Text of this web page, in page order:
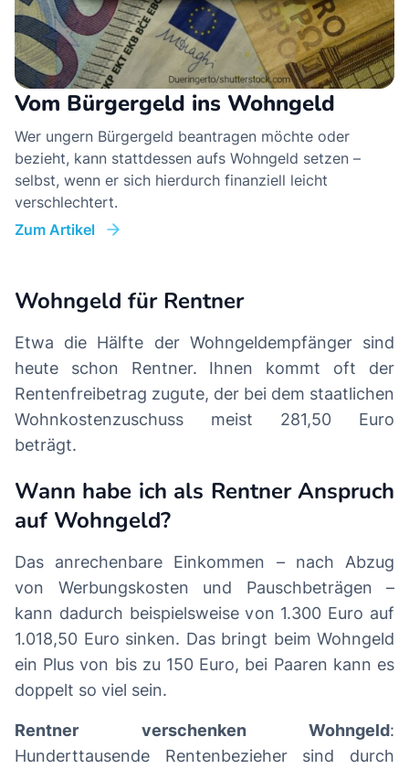
Vom Bürgergeld ins Wohngeld
Wer ungern Bürgergeld beantragen möchte oder
bezieht, kann stattdessen aufs Wohngeld setzen –
selbst, wenn er sich hierdurch finanziell leicht
verschlechtert.
Zum Artikel
Wohngeld für Rentner
Etwa die Hälfte der Wohngeldempfänger sind
heute schon Rentner. Ihnen kommt oft der
Rentenfreibetrag zugute, der bei dem staatlichen
Wohnkostenzuschuss meist 281,50 Euro
beträgt.
Wann habe ich als Rentner Anspruch
auf Wohngeld?
Das anrechenbare Einkommen – nach Abzug
von Werbungskosten und Pauschbeträgen –
kann dadurch beispielsweise von 1.300 Euro auf
1.018,50 Euro sinken. Das bringt beim Wohngeld
ein Plus von bis zu 150 Euro, bei Paaren kann es
doppelt so viel sein.
Rentner verschenken Wohngeld:
Hunderttausende Rentenbezieher sind durch